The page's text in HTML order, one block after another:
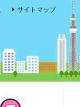
サイトマップ